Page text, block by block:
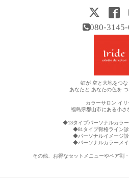
080-
虹が 空と大地をつな
あなたと あなたの色を
カラーサロン イリ
福島県郡山市にある小さ
◆13タイプパーソナルカラ
◆81タイプ骨格ライン
◆パーソナルイメージ
◆パーソナルカラーメ
その他、お得なセットメニューやペア割